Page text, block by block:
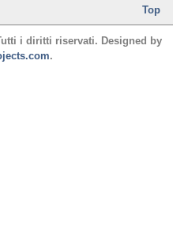
Top
i diritti riservati. Designed by
.